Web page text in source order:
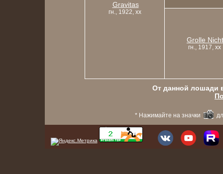
Gravitas
гн., 1922, xx
Grolle Nicht
гн., 1917, xx
От данной лошади
* Нажимайте на значки